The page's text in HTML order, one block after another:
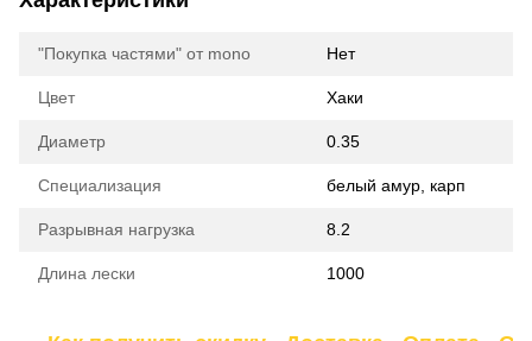
"Покупка частями" от mono Нет
Цвет Хаки
Диаметр 0.35
Специализация белый амур, карп
Разрывная нагрузка 8.2
Длина лески 1000